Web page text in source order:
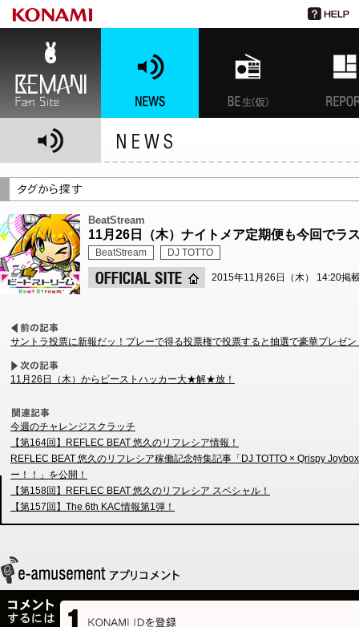
BeatStream
11月26日（木）ナイトメア定期便も今回でラ
BeatStream DJ TOTTO
2015年11月26日（木） 14:20掲
サントラ投票に新報だッ！プレーで得る投票権で投票すると抽選で豪華プレゼ
11月26日（木）からビーストハッカー大★解★放！
今週のチャレンジスクラッチ
【第164回】REFLEC BEAT 悠久のリフレシア情報！
REFLEC BEAT 悠久のリフレシア稼働記念特集記事「DJ TOTTO × Qrispy
ー！！」を公開！
【第158回】REFLEC BEAT 悠久のリフレシア スペシャル！
【第157回】The 6th KAC情報第1弾！